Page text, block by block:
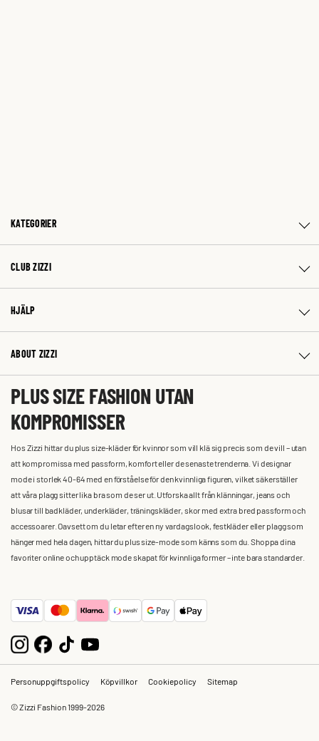
KATEGORIER
CLUB ZIZZI
HJÄLP
ABOUT ZIZZI
PLUS SIZE FASHION UTAN
KOMPROMISSER
Hos Zizzi hittar du plus size-kläder för kvinnor som vill klä sig precis som de vill – utan
att kompromissa med passform, komfort eller de senaste trenderna. Vi designar
mode i storlek 40-64 med en förståelse för den kvinnliga figuren, vilket säkerställer
att våra plagg sitter lika bra som de ser ut. Utforska allt från klänningar, jeans och
blusar till badkläder, underkläder, träningskläder, skor med extra bred passform och
accessoarer. Oavsett om du letar efter en ny vardagslook, festkläder eller plagg som
hänger med hela dagen, hittar du plus size-mode som känns som du. Shoppa dina
favoriter online och upptäck mode skapat för kvinnliga former – inte bara standarder.
Personuppgiftspolicy Köpvillkor Cookiepolicy Sitemap
© Zizzi Fashion 1999-2026